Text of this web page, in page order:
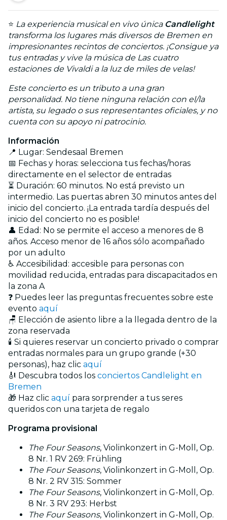
⭐ La experiencia musical en vivo única Candlelight
transforma los lugares más diversos de Bremen en
impresionantes recintos de conciertos. ¡Consigue ya
tus entradas y vive la música de Las cuatro
estaciones de Vivaldi a la luz de miles de velas!
Este concierto es un tributo a una gran
personalidad. No tiene ninguna relación con el/la
artista, su legado o sus representantes oficiales, y no
cuenta con su apoyo ni patrocinio.
Información
📍 Lugar: Sendesaal Bremen
📅 Fechas y horas: selecciona tus fechas/horas
directamente en el selector de entradas
⏳ Duración: 60 minutos. No está previsto un
intermedio. Las puertas abren 30 minutos antes del
inicio del concierto. ¡La entrada tardía después del
inicio del concierto no es posible!
👤 Edad: No se permite el acceso a menores de 8
años. Acceso menor de 16 años sólo acompañado
por un adulto
♿ Accesibilidad: accesible para personas con
movilidad reducida, entradas para discapacitados en
la zona A
❓ Puedes leer las preguntas frecuentes sobre este
evento aquí
🪑 Elección de asiento libre a la llegada dentro de la
zona reservada
🕯️ Si quieres reservar un concierto privado o comprar
entradas normales para un grupo grande (+30
personas), haz clic aquí
🎻 Descubra todos los conciertos Candlelight en
Bremen
🎁 Haz clic aquí para sorprender a tus seres
queridos con una tarjeta de regalo
Programa provisional
The Four Seasons, Violinkonzert in G-Moll, Op.
8 Nr. 1 RV 269: Frühling
The Four Seasons, Violinkonzert in G-Moll, Op.
8 Nr. 2 RV 315: Sommer
The Four Seasons, Violinkonzert in G-Moll, Op.
8 Nr. 3 RV 293: Herbst
The Four Seasons, Violinkonzert in G-Moll, Op.